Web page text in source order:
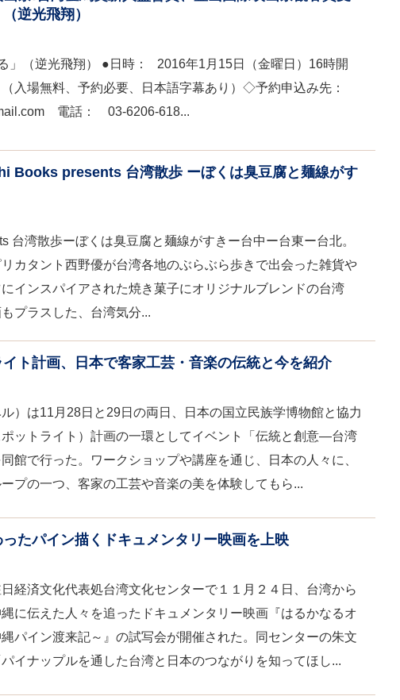
逆光飛翔）
」（逆光飛翔） ●日時： 2016年1月15日（金曜日）16時開
入場無料、予約必要、日本語字幕あり）◇予約申込み先：
電話： 03-6206-618...
Books presents 台湾散歩 ーぼくは臭豆腐と麺線がす
台湾散歩ーぼくは臭豆腐と麺線がすきー台中ー台東ー台北。
カタント西野優が台湾各地のぶらぶら歩きで出会った雑貨や
インスパイアされた焼き菓子にオリジナルブレンドの台湾
プラスした、台湾気分...
ト計画、日本で客家工芸・音楽の伝統と今を紹介
）は11月28日と29日の両日、日本の国立民族学博物館と協力
ットライト）計画の一環としてイベント「伝統と創意―台湾
館で行った。ワークショップや講座を通じ、日本の人々に、
プの一つ、客家の工芸や音楽の美を体験してもら...
たパイン描くドキュメンタリー映画を上映
経済文化代表処台湾文化センターで１１月２４日、台湾から
に伝えた人々を追ったドキュメンタリー映画『はるかなるオ
パイン渡来記～』の試写会が開催された。同センターの朱文
イナップルを通した台湾と日本のつながりを知ってほし...